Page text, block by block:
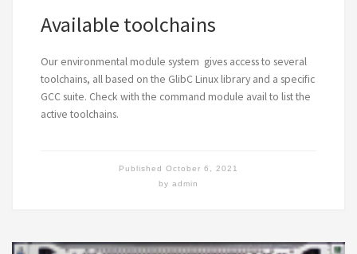
Available toolchains
Our environmental module system gives access to several
toolchains, all based on the GlibC Linux library and a specific
GCC suite. Check with the command module avail to list the
active toolchains.
by admin
Published October 6, 2021